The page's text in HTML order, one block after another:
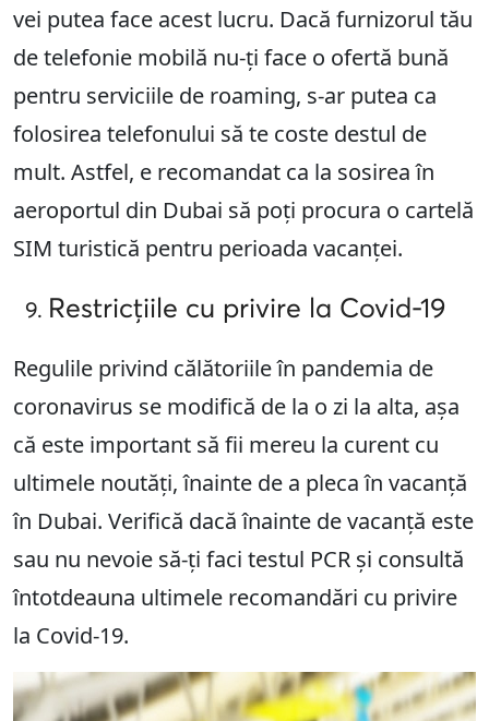
vei putea face acest lucru. Dacă furnizorul tău
de telefonie mobilă nu-ți face o ofertă bună
pentru serviciile de roaming, s-ar putea ca
folosirea telefonului să te coste destul de
mult. Astfel, e recomandat ca la sosirea în
aeroportul din Dubai să poți procura o cartelă
SIM turistică pentru perioada vacanței.
Restricțiile cu privire la Covid-19
Regulile privind călătoriile în pandemia de
coronavirus se modifică de la o zi la alta, așa
că este important să fii mereu la curent cu
ultimele noutăți, înainte de a pleca în vacanță
în Dubai. Verifică dacă înainte de vacanță este
sau nu nevoie să-ți faci testul PCR și consultă
întotdeauna ultimele recomandări cu privire
la Covid-19.